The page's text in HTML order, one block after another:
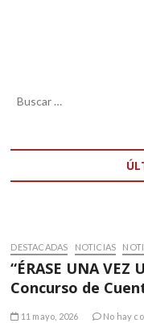
DESTACADAS NOTICIAS
“ÉRASE UNA VEZ
Concurso de
11 mayo, 2026 No hay